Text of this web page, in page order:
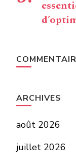
ARCHIVES
août 2026
juillet 2026